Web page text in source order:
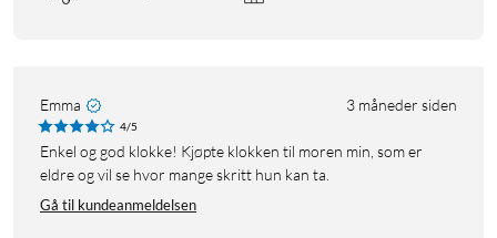
Emma 3 måneder siden
4/5
Enkel og god klokke! Kjøpte klokken til moren min, som er
eldre og vil se hvor mange skritt hun kan ta.
Gå til kundeanmeldelsen